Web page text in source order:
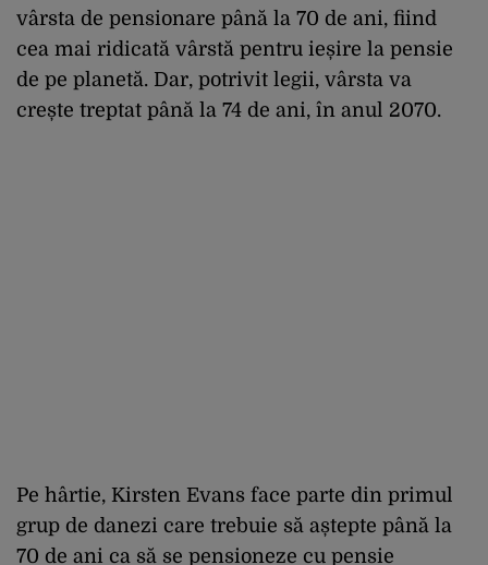
vârsta de pensionare până la 70 de ani, fiind
cea mai ridicată vârstă pentru ieșire la pensie
de pe planetă. Dar, potrivit legii, vârsta va
crește treptat până la 74 de ani, în anul 2070.
Pe hârtie, Kirsten Evans face parte din primul
grup de danezi care trebuie să aștepte până la
70 de ani ca să se pensioneze cu pensie